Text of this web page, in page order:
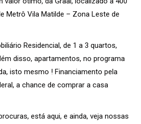
Metrô Vila Matilde – Zona Leste de
Residencial, de 1 a 3 quartos,
disso, apartamentos, no programa
isto mesmo ! Financiamento pela
a chance de comprar a casa
está aqui, e ainda, veja nossas